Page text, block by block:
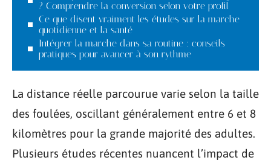
? Comprendre la conversion selon votre profil
Ce que disent vraiment les études sur la marche
quotidienne et la santé
Intégrer la marche dans sa routine : conseils
pratiques pour avancer à son rythme
La distance réelle parcourue varie selon la taille
des foulées, oscillant généralement entre 6 et 8
kilomètres pour la grande majorité des adultes.
Plusieurs études récentes nuancent l’impact de